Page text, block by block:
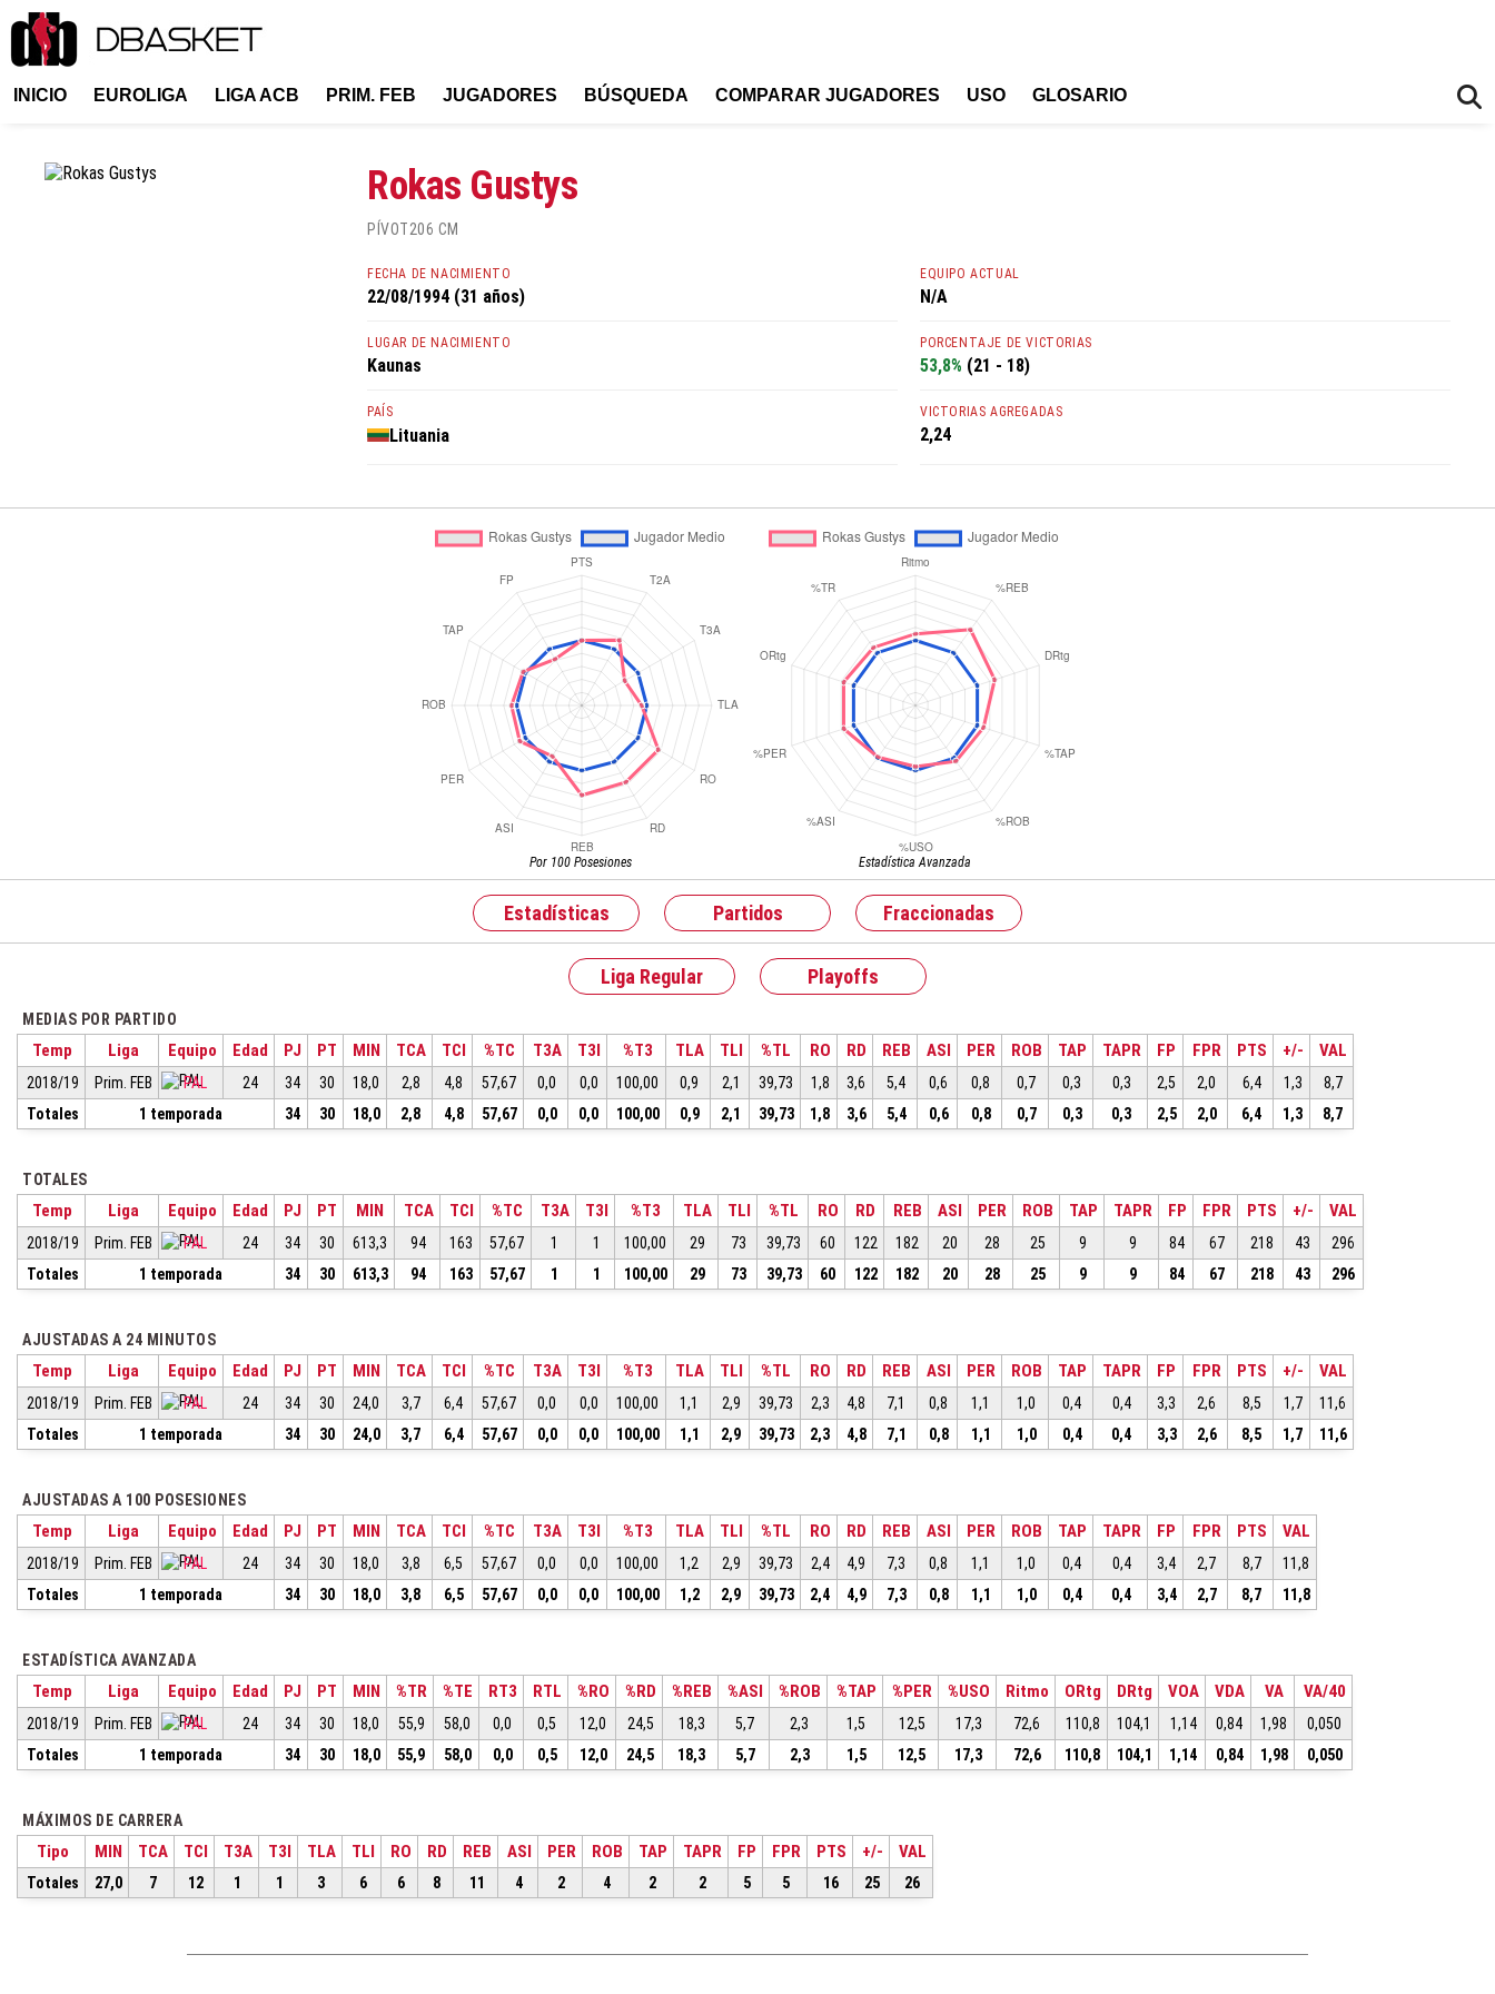
INICIO EUROLIGA LIGA ACB PRIM. FEB JUGADORES BÚSQUEDA COMPARAR JUGADORES USO GLOSARIO
Rokas Gustys
PÍVOT206 CM
FECHA DE NACIMIENTO
22/08/1994 (31 años)
LUGAR DE NACIMIENTO
Kaunas
PAÍS
Lituania
EQUIPO ACTUAL
N/A
PORCENTAJE DE VICTORIAS
53,8% (21 - 18)
VICTORIAS AGREGADAS
2,24
Por 100 Posesiones Estadística Avanzada
Estadísticas Partidos Fraccionadas
Liga Regular Playoffs
MEDIAS POR PARTIDO
Temp Liga Equipo Edad PJ PT MIN TCA TCI %TC T3A T3I %T3 TLA TLI %TL RO RD REB ASI PER ROB TAP TAPR FP FPR PTS +/- VAL
2018/19 Prim. FEB PAL 24 34 30 18,0 2,8 4,8 57,67 0,0 0,0 100,00 0,9 2,1 39,73 1,8 3,6 5,4 0,6 0,8 0,7 0,3 0,3 2,5 2,0 6,4 1,3
8,7
Totales
1 temporada 34 30 18,0 2,8 4,8 57,67 0,0 0,0 100,00 0,9 2,1 39,73 1,8 3,6 5,4 0,6 0,8 0,7 0,3 0,3 2,5 2,0 6,4 1,3 8,7
TOTALES
Temp Liga Equipo Edad PJ PT MIN TCA TCI %TC T3A T3I %T3 TLA TLI %TL RO RD REB ASI PER ROB TAP TAPR FP FPR PTS +/- VAL
2018/19 Prim. FEB PAL 24 34 30 613,3 94 163 57,67 1 1 100,00 29 73 39,73 60 122 182 20 28 25 9 9 84 67 218 43
296
Totales
1 temporada 34 30 613,3 94 163 57,67 1 1 100,00 29 73 39,73 60 122 182 20 28 25 9 9 84 67 218 43 296
AJUSTADAS A 24 MINUTOS
Temp Liga Equipo Edad PJ PT MIN TCA TCI %TC T3A T3I %T3 TLA TLI %TL RO RD REB ASI PER ROB TAP TAPR FP FPR PTS +/- VAL
2018/19 Prim. FEB PAL 24 34 30 24,0 3,7 6,4 57,67 0,0 0,0 100,00 1,1 2,9 39,73 2,3 4,8 7,1 0,8 1,1 1,0 0,4 0,4 3,3 2,6 8,5 1,7
11,6
Totales
1 temporada 34 30 24,0 3,7 6,4 57,67 0,0 0,0 100,00 1,1 2,9 39,73 2,3 4,8 7,1 0,8 1,1 1,0 0,4 0,4 3,3 2,6 8,5 1,7 11,6
AJUSTADAS A 100 POSESIONES
Temp Liga Equipo Edad PJ PT MIN TCA TCI %TC T3A T3I %T3 TLA TLI %TL RO RD REB ASI PER ROB TAP TAPR FP FPR PTS VAL
2018/19 Prim. FEB PAL 24 34 30 18,0 3,8 6,5 57,67 0,0 0,0 100,00 1,2 2,9 39,73 2,4 4,9 7,3 0,8 1,1 1,0 0,4 0,4 3,4 2,7 8,7
11,8
Totales
1 temporada 34 30 18,0 3,8 6,5 57,67 0,0 0,0 100,00 1,2 2,9 39,73 2,4 4,9 7,3 0,8 1,1 1,0 0,4 0,4 3,4 2,7 8,7 11,8
ESTADÍSTICA AVANZADA
Temp Liga Equipo Edad PJ PT MIN %TR %TE RT3 RTL %RO %RD %REB %ASI %ROB %TAP %PER %USO Ritmo ORtg DRtg VOA VDA VA VA/40
2018/19 Prim. FEB PAL 24 34 30 18,0 55,9 58,0 0,0 0,5 12,0 24,5 18,3 5,7 2,3 1,5 12,5 17,3 72,6 110,8 104,1 1,14 0,84 1,98
0,050
Totales
1 temporada 34 30 18,0 55,9 58,0 0,0 0,5 12,0 24,5 18,3 5,7 2,3 1,5 12,5 17,3 72,6 110,8 104,1 1,14 0,84 1,98 0,050
MÁXIMOS DE CARRERA
Tipo MIN TCA TCI T3A T3I TLA TLI RO RD REB ASI PER ROB TAP TAPR FP FPR PTS +/- VAL
Totales 27,0 7 12 1 1 3 6 6 8 11 4 2 4 2 2 5 5 16 25 26